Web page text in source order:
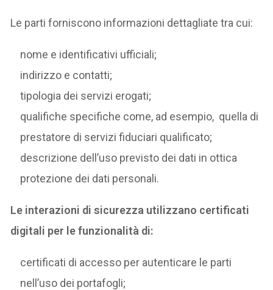
Le parti forniscono informazioni dettagliate tra cui:
nome e identificativi ufficiali;
indirizzo e contatti;
tipologia dei servizi erogati;
qualifiche specifiche come, ad esempio, quella di
prestatore di servizi fiduciari qualificato;
descrizione dell’uso previsto dei dati in ottica
protezione dei dati personali.
Le interazioni di sicurezza utilizzano certificati
digitali per le funzionalità di:
certificati di accesso per autenticare le parti
nell’uso dei portafogli;